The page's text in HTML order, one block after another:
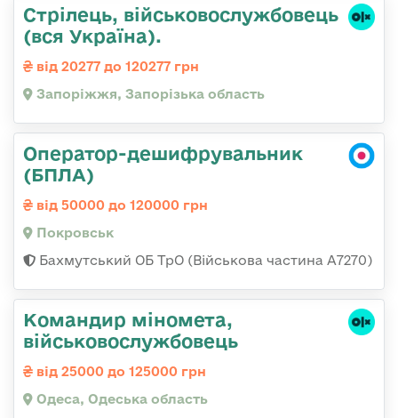
Стрілець, військовослужбовець
(вся Україна).
від 20277 до 120277 грн
Запоріжжя, Запорізька область
Оператор-дешифрувальник
(БПЛА)
від 50000 до 120000 грн
Покровськ
Бахмутський ОБ ТрО (Військова частина А7270)
Командиp міномета,
військовослужбовець
від 25000 до 125000 грн
Одеса, Одеська область